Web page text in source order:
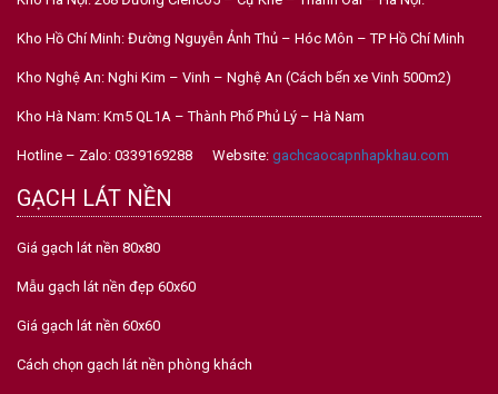
Kho Hồ Chí Minh: Đường Nguyễn Ảnh Thủ – Hóc Môn – TP Hồ Chí Minh
Kho Nghệ An: Nghi Kim – Vinh – Nghệ An (Cách bến xe Vinh 500m2)
Kho Hà Nam: Km5 QL1A – Thành Phố Phủ Lý – Hà Nam
Hotline – Zalo: 0339169288 Website: gachcaocapnhapkhau.com
GẠCH LÁT NỀN
Giá gạch lát nền 80x80
Mẫu gạch lát nền đẹp 60x60
Giá gạch lát nền 60x60
Cách chọn gạch lát nền phòng khách